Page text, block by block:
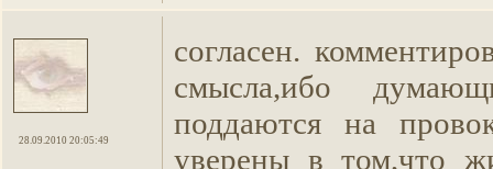
28.09.2010 20:05:49
согласен.
смысла,ибо
поддаются на
уверены в том,что